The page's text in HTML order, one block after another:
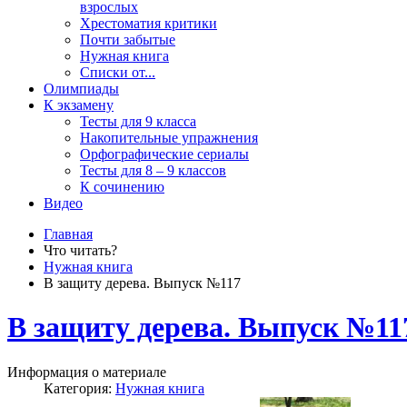
взрослых
Хрестоматия критики
Почти забытые
Нужная книга
Списки от...
Олимпиады
К экзамену
Тесты для 9 класса
Накопительные упражнения
Орфографические сериалы
Тесты для 8 – 9 классов
К сочинению
Видео
Главная
Что читать?
Нужная книга
В защиту дерева. Выпуск №117
В защиту дерева. Выпуск
Информация о материале
Категория: Нужная книга